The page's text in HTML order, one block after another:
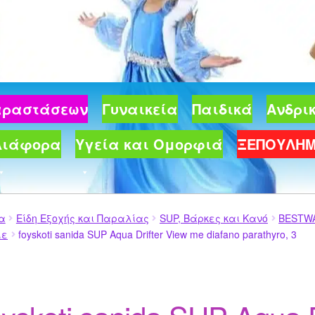
Γυναικεία Παιδικά
Υγεία και Ομορφιά
Είδη Εξοχής και Παραλίας SUP, Βάρκες και Κανό
foyskoti sanida SUP Aqua Drifter View me diafano parathyro, 3